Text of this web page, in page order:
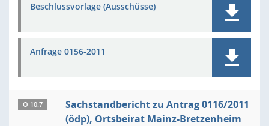
Beschlussvorlage (Ausschüsse)
Anfrage 0156-2011
Ö 10.7
Sachstandbericht zu Antrag 0116/2011
(ödp), Ortsbeirat Mainz-Bretzenheim